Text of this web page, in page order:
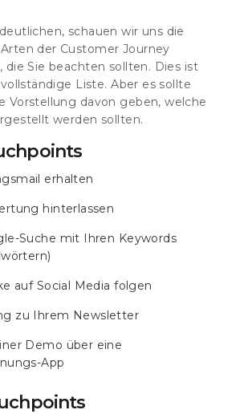
schauen wir uns die
der Customer Journey
die Sie beachten sollten. Dies ist
Liste. Aber es sollte
Vorstellung davon geben, welche
werden sollten.
erhalten
hinterlassen
Suche mit Ihren Keywords
auf Social Media folgen
zu Ihrem Newsletter
Demo über eine
App